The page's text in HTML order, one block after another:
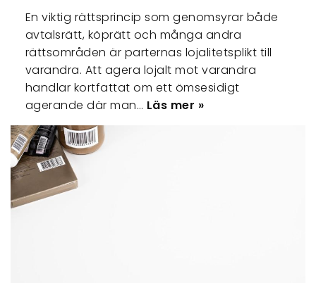
En viktig rättsprincip som genomsyrar både
avtalsrätt, köprätt och många andra
rättsområden är parternas lojalitetsplikt till
varandra. Att agera lojalt mot varandra
handlar kortfattat om ett ömsesidigt
agerande där man… Läs mer »